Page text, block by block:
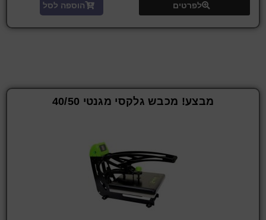
לפרטים הוספה לסל
מבצע! מכבש גלקסי מגנטי 40/50